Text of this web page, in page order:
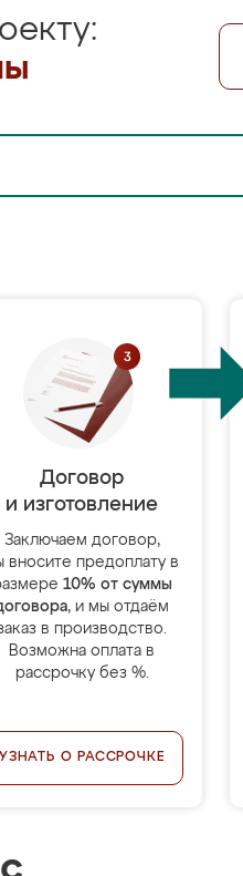
Договор
и изготовление
Заключаем договор,
вносите предоплату в
10% от суммы
, и мы отдаём
в производство.
Возможна оплата в
рассрочку без %.
УЗНАТЬ О РАССРОЧКЕ